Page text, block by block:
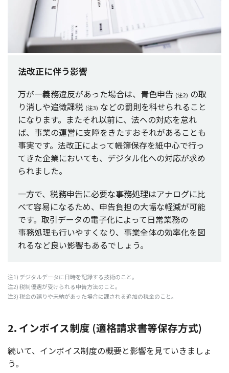
法改正に伴う影響
万が一義務違反があった場合は、 青色申告 (注2) の取
り消しや追徴課税 (注3) などの罰則を科せられること
になります。またそれ以前に、法への対応を怠れ
ば、 事業の運営に支障をきたすおそれがあることも
事実です。 法改正によって帳簿保存を紙中心で行っ
てきた企業においても、 デジタル化への対応が求め
られました。
一方で、 税務申告に必要な事務処理はアナログに比
べて容易になるため、 申告負担の大幅な軽減が可能
です。 取引データの電子化によって日常業務の
事務処理も行いやすくなり、 事業全体の効率化を図
れるなど良い影響もあるでしょう。
注1) デジタルデータに日時を記録する技術のこと。
注2)税制優遇が受けられる申告方法のこと。
注3)税金の誤りや未納があった場合に課される追加の税金のこと。
2. インボイス制度 (適格請求書等保存方式)
続いて、インボイス制度の概要と影響を見ていきましょ
う。